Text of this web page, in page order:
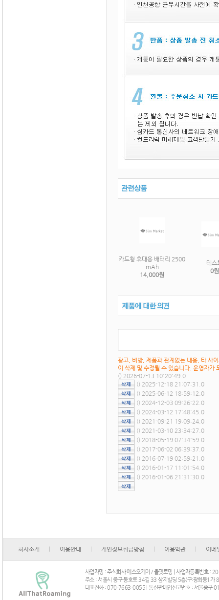
카드형 휴대용 배터리 2500
mAh
14,000원
테스
0원
광고, 비방, 제품과 관계없는 내용, 타 사
이 삭제 및 수정될 수 있습니다. 운영자가
() 2026-07-13 10:20:49.0
() 2025-12-18 21:07:31.0
() 2025-06-12 18:59:12.0
() 2024-12-03 09:26:22.0
() 2024-03-12 17:48:45.0
() 2021-09-21 19:09:24.0
() 2021-03-10 23:34:27.0
() 2018-05-19 07:34:59.0
() 2017-06-02 06:39:37.0
() 2016-07-19 02:59:21.0
() 2016-01-17 11:01:54.0
() 2016-01-06 21:31:30.0
회사소개 이용안내 개인정보취급방침 이용약관 이메
사업자명 : 주식회사 에스오케이 / 올댓로밍 | 사업자등록번호 :
주소 : 서울시 중구 동호로 34길 33 삼지빌딩 5층(구:광희동1가
대표전화 : 070-7663-0055 | 통신판매업신고번호 : 서울중구